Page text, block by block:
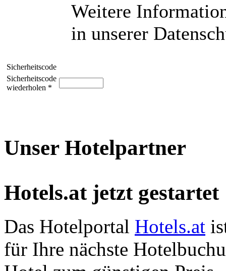
Weitere
in unserer
Sicherheitscode
Sicherheitscode
wiederholen *
Unser Hotelpartner
Hotels.at jetzt gestartet
Das Hotelportal Hotels.at
für Ihre nächste